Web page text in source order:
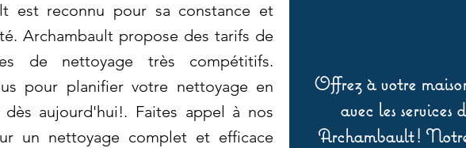
est reconnu pour sa constance et
Archambault propose des tarifs de
de nettoyage très compétitifs.
pour planifier votre nettoyage en
dès aujourd'hui!. Faites appel à nos
un nettoyage complet et efficace
Offrez à votre
avec les services
Archambault !